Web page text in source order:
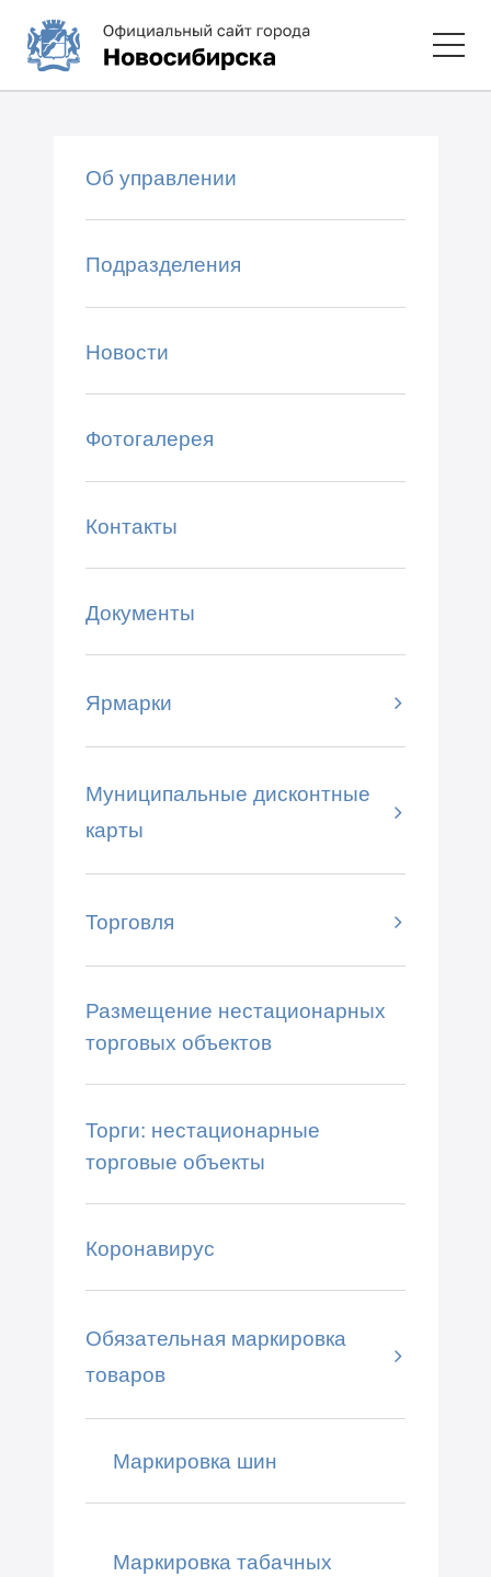
Об управлении
Подразделения
Новости
Фотогалерея
Контакты
Документы
Ярмарки
Муниципальные дисконтные
карты
Торговля
Размещение нестационарных
торговых объектов
Торги: нестационарные
торговые объекты
Коронавирус
Обязательная маркировка
товаров
Маркировка шин
Маркировка табачных